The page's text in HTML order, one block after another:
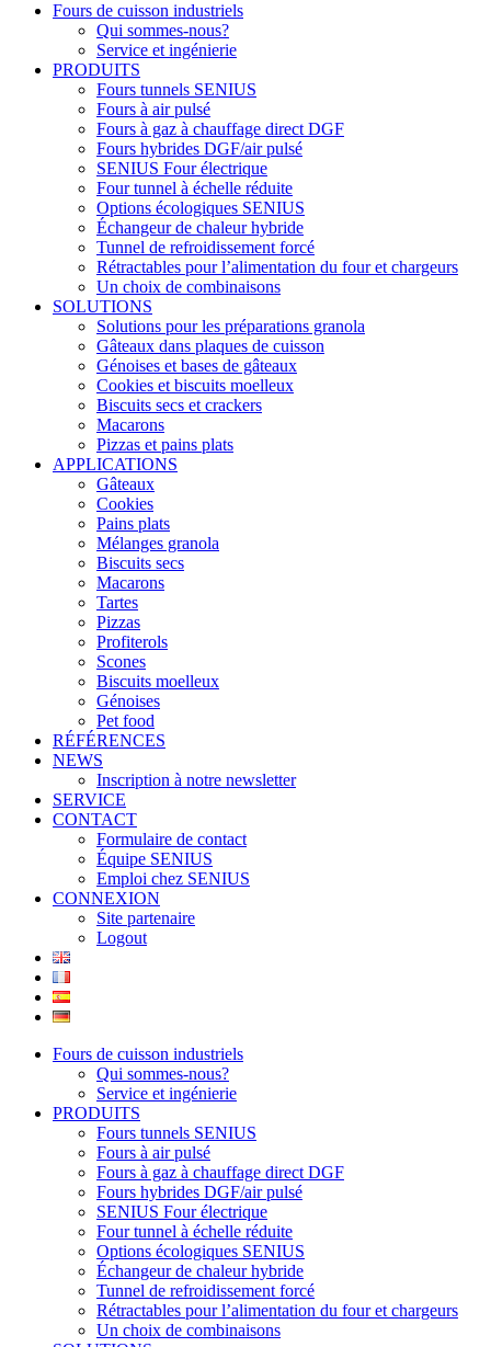
Fours de cuisson industriels
Qui sommes-nous?
Service et ingénierie
PRODUITS
Fours tunnels SENIUS
Fours à air pulsé
Fours à gaz à chauffage direct DGF
Fours hybrides DGF/air pulsé
SENIUS Four électrique
Four tunnel à échelle réduite
Options écologiques SENIUS
Échangeur de chaleur hybride
Tunnel de refroidissement forcé
Rétractables pour l’alimentation du four et chargeurs
Un choix de combinaisons
SOLUTIONS
Solutions pour les préparations granola
Gâteaux dans plaques de cuisson
Génoises et bases de gâteaux
Cookies et biscuits moelleux
Biscuits secs et crackers
Macarons
Pizzas et pains plats
APPLICATIONS
Gâteaux
Cookies
Pains plats
Mélanges granola
Biscuits secs
Macarons
Tartes
Pizzas
Profiterols
Scones
Biscuits moelleux
Génoises
Pet food
RÉFÉRENCES
NEWS
Inscription à notre newsletter
SERVICE
CONTACT
Formulaire de contact
Équipe SENIUS
Emploi chez SENIUS
CONNEXION
Site partenaire
Logout
Fours de cuisson industriels
Qui sommes-nous?
Service et ingénierie
PRODUITS
Fours tunnels SENIUS
Fours à air pulsé
Fours à gaz à chauffage direct DGF
Fours hybrides DGF/air pulsé
SENIUS Four électrique
Four tunnel à échelle réduite
Options écologiques SENIUS
Échangeur de chaleur hybride
Tunnel de refroidissement forcé
Rétractables pour l’alimentation du four et chargeurs
Un choix de combinaisons